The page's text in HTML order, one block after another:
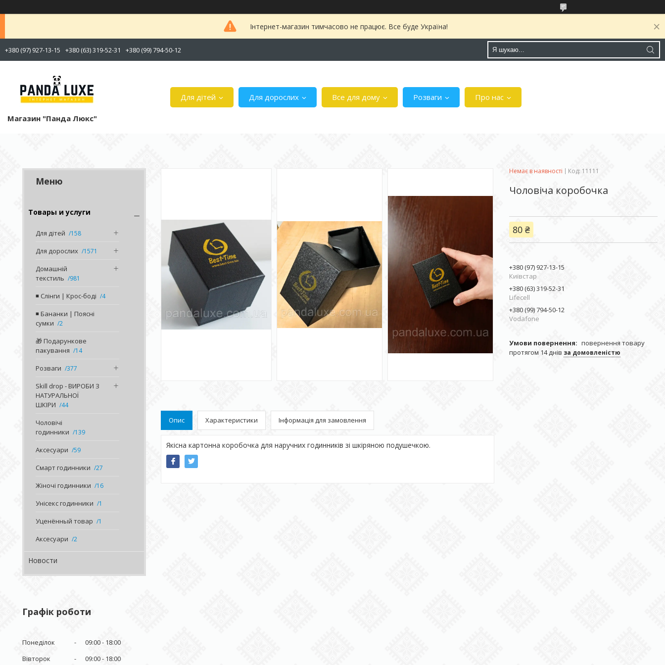
Інтернет-магазин тимчасово не працює. Все буде Україна!
+380 (97) 927-13-15 +380 (63) 319-52-31 +380 (99) 794-50-12
Магазин "Панда Люкс"
Для дітей Для дорослих Все для дому Розваги Про нас
Товары и услуги
Для дітей 158
Для дорослих 1571
Домашній
текстиль
981
◾️ Слінги | Крос-боді 4
◾️ Бананки | Поясні
сумки
2
🎁 Подарункове
пакування
14
Розваги 377
Skill drop - ВИРОБИ З
НАТУРАЛЬНОЇ
ШКІРИ
44
Чоловічі
годинники
139
Аксесуари 59
Смарт годинники 27
Жіночі годинники 16
Унісекс годинники 1
Уценённый товар 1
Аксесуари 2
Новости
Графік роботи
Понеділок 09:00
18:00
Вівторок
09:00 18:00
Опис Характеристики Інформація для замовлення
Якісна картонна коробочка для наручних годинників зі шкіряною подушечкою.
Немає в наявності Код: 11111
Чоловіча коробочка
80 ₴
+380 (97) 927-13-15
Київстар
+380 (63) 319-52-31
Lifecell
+380 (99) 794-50-12
Vodafone
повернення товару
протягом 14 днів за домовленістю